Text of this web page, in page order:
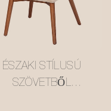
ÉSZAKI STÍLUSÚ
SZÖVETBŐL